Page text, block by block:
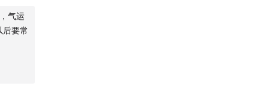
节目
气运
要常